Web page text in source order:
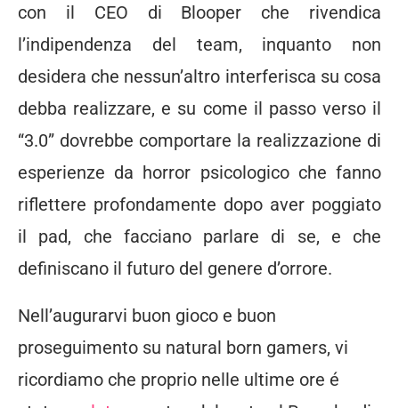
con il CEO di Blooper che rivendica
l’indipendenza del team, inquanto non
desidera che nessun’altro interferisca su cosa
debba realizzare, e su come il passo verso il
“3.0” dovrebbe comportare la realizzazione di
esperienze da horror psicologico che fanno
riflettere profondamente dopo aver poggiato
il pad, che facciano parlare di se, e che
definiscano il futuro del genere d’orrore.
Nell’augurarvi buon gioco e buon
proseguimento su natural born gamers, vi
ricordiamo che proprio nelle ultime ore é